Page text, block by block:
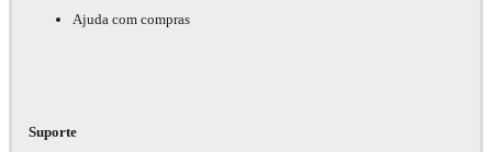
Ajuda com compras
Suporte